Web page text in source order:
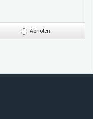
Abholen